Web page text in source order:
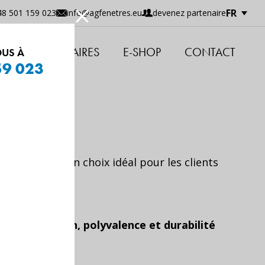
501 159 023 info@agfenetres.eu devenez partenaireFR
NOS PARTENAIRES E-SHOP CONTACT
un choix idéal pour les clients
de projets.
– Design, polyvalence et durabilité
À
023